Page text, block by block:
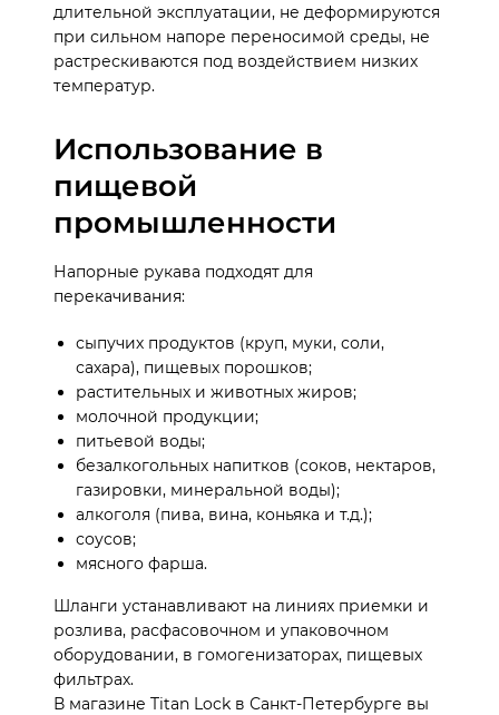
длительной эксплуатации, не деформируются
при сильном напоре переносимой среды, не
растрескиваются под воздействием низких
температур.
Использование в
пищевой
промышленности
Напорные рукава подходят для
перекачивания:
сыпучих продуктов (круп, муки, соли,
сахара), пищевых порошков;
растительных и животных жиров;
молочной продукции;
питьевой воды;
безалкогольных напитков (соков, нектаров,
газировки, минеральной воды);
алкоголя (пива, вина, коньяка и т.д.);
соусов;
мясного фарша.
Шланги устанавливают на линиях приемки и
розлива, расфасовочном и упаковочном
оборудовании, в гомогенизаторах, пищевых
фильтрах.
В магазине Titan Lock в Санкт-Петербурге вы